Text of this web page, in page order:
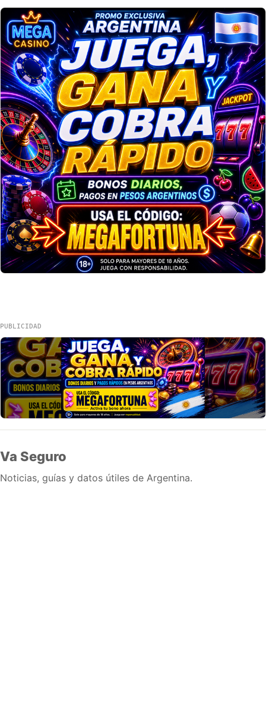
PUBLICIDAD
Va Seguro
Noticias, guías y datos útiles de Argentina.